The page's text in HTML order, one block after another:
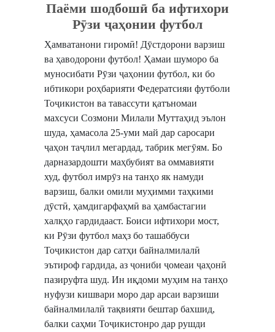
Паёми шодбошӣ ба ифтихори
Рӯзи ҷаҳонии футбол
Ҳамватанони гиромӣ! Дӯстдорони варзиш
ва ҳаводорони футбол! Ҳамаи шуморо ба
муносибати Рӯзи ҷаҳонии футбол, ки бо
ибтикори роҳбарияти Федератсияи футболи
Тоҷикистон ва тавассути қатъномаи
махсуси Созмони Милали Муттаҳид эълон
шуда, ҳамасола 25-уми май дар саросари
ҷаҳон таҷлил мегардад, табрик мегӯям. Бо
дарназардошти маҳбубият ва оммавияти
худ, футбол имрӯз на танҳо як намуди
варзиш, балки омили муҳимми таҳкими
дӯстӣ, ҳамдигарфаҳмӣ ва ҳамбастагии
халқҳо гардидааст. Боиси ифтихори мост,
ки Рӯзи футбол маҳз бо ташаббуси
Тоҷикистон дар сатҳи байналмилалӣ
эътироф гардида, аз ҷониби ҷомеаи ҷаҳонӣ
пазируфта шуд. Ин иқдоми муҳим на танҳо
нуфузи кишвари моро дар арсаи варзиши
байналмилалӣ тақвияти бештар бахшид,
балки саҳми Тоҷикистонро дар рушди